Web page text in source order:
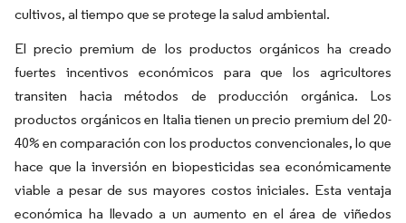
cultivos, al tiempo que se protege la salud ambiental.
El precio premium de los productos orgánicos ha creado
fuertes incentivos económicos para que los agricultores
transiten hacia métodos de producción orgánica. Los
productos orgánicos en Italia tienen un precio premium del 20-
40% en comparación con los productos convencionales, lo que
hace que la inversión en biopesticidas sea económicamente
viable a pesar de sus mayores costos iniciales. Esta ventaja
económica ha llevado a un aumento en el área de viñedos